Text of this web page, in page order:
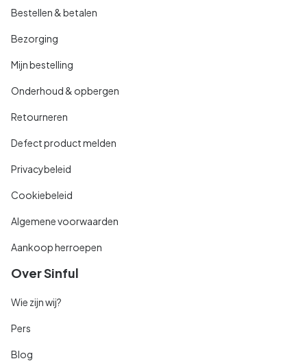
Bestellen & betalen
Bezorging
Mijn bestelling
Onderhoud & opbergen
Retourneren
Defect product melden
Privacybeleid
Cookiebeleid
Algemene voorwaarden
Aankoop herroepen
Over Sinful
Wie zijn wij?
Pers
Blog